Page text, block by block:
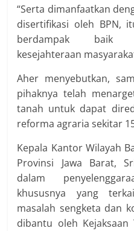
“Serta dimanfaatkan
disertifikasi oleh BPN,
berdampak baik
kesejahteraan
Aher menyebutkan,
pihaknya telah
tanah untuk dapat
reforma agraria sekitar
Kepala Kantor Wilayah
Provinsi Jawa Barat,
dalam
khususnya yang
masalah sengketa dan
dibantu oleh Kejaksaan